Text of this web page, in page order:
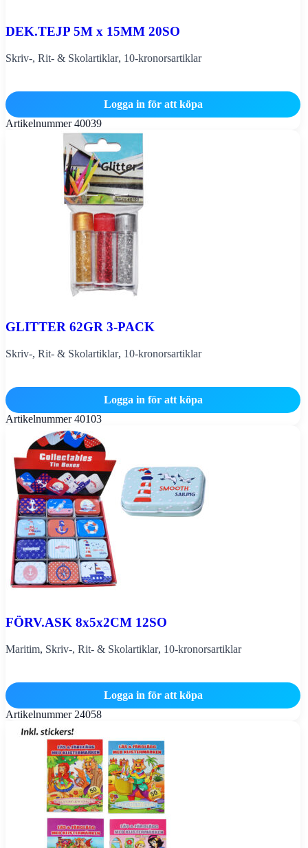
DEK.TEJP 5M x 15MM 20SO
Skriv-, Rit- & Skolartiklar, 10-kronorsartiklar
Logga in för att köpa
Artikelnummer40039
GLITTER 62GR 3-PACK
Skriv-, Rit- & Skolartiklar, 10-kronorsartiklar
Logga in för att köpa
Artikelnummer40103
FÖRV.ASK 8x5x2CM 12SO
Maritim, Skriv-, Rit- & Skolartiklar, 10-kronorsartiklar
Logga in för att köpa
Artikelnummer 24058